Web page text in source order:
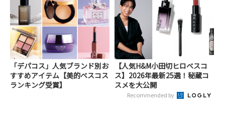
「デパコス」人気ブランド別お
すすめアイテム【美的ベスコス
ランキング受賞】
【人気H&M小田切ヒロベスコ
ス】2026年最新25選！秘蔵コ
スメを大公開
Recommended by